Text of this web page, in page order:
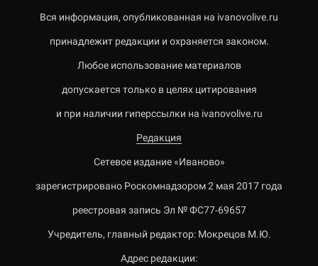
Вся информация, опубликованная на ivanovolive.ru
принадлежит редакции и охраняется законом.
Любое использование материалов
допускается только в целях цитирования
и при наличии гиперссылки на ivanovolive.ru
Редакция
Сетевое издание «Иваново»
зарегистрировано Роскомнадзором 2 мая 2017 года
реестровая запись Эл № ФС77-69657
Учредитель, главный редактор: Мокрецов М.Ю.
Адрес редакции: